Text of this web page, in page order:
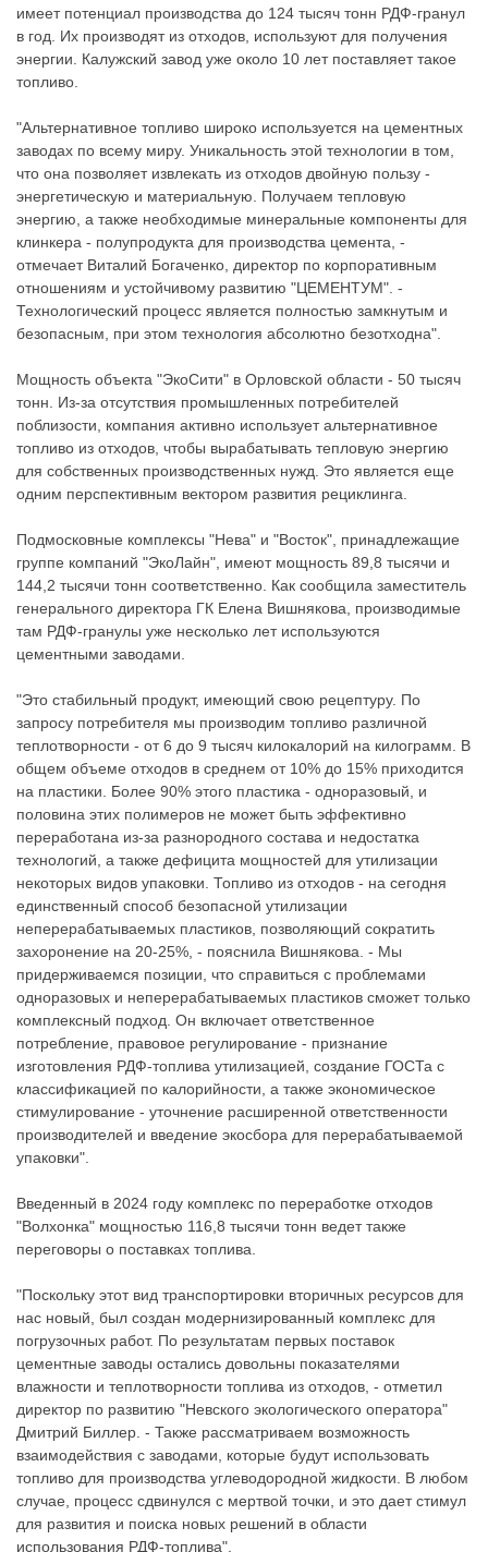
имеет потенциал производства до 124 тысяч тонн РДФ-гранул
в год. Их производят из отходов, используют для получения
энергии. Калужский завод уже около 10 лет поставляет такое
топливо.
"Альтернативное топливо широко используется на цементных
заводах по всему миру. Уникальность этой технологии в том,
что она позволяет извлекать из отходов двойную пользу -
энергетическую и материальную. Получаем тепловую
энергию, а также необходимые минеральные компоненты для
клинкера - полупродукта для производства цемента, -
отмечает Виталий Богаченко, директор по корпоративным
отношениям и устойчивому развитию "ЦЕМЕНТУМ". -
Технологический процесс является полностью замкнутым и
безопасным, при этом технология абсолютно безотходна".
Мощность объекта "ЭкоСити" в Орловской области - 50 тысяч
тонн. Из-за отсутствия промышленных потребителей
поблизости, компания активно использует альтернативное
топливо из отходов, чтобы вырабатывать тепловую энергию
для собственных производственных нужд. Это является еще
одним перспективным вектором развития рециклинга.
Подмосковные комплексы "Нева" и "Восток", принадлежащие
группе компаний "ЭкоЛайн", имеют мощность 89,8 тысячи и
144,2 тысячи тонн соответственно. Как сообщила заместитель
генерального директора ГК Елена Вишнякова, производимые
там РДФ-гранулы уже несколько лет используются
цементными заводами.
"Это стабильный продукт, имеющий свою рецептуру. По
запросу потребителя мы производим топливо различной
теплотворности - от 6 до 9 тысяч килокалорий на килограмм. В
общем объеме отходов в среднем от 10% до 15% приходится
на пластики. Более 90% этого пластика - одноразовый, и
половина этих полимеров не может быть эффективно
переработана из-за разнородного состава и недостатка
технологий, а также дефицита мощностей для утилизации
некоторых видов упаковки. Топливо из отходов - на сегодня
единственный способ безопасной утилизации
неперерабатываемых пластиков, позволяющий сократить
захоронение на 20-25%, - пояснила Вишнякова. - Мы
придерживаемся позиции, что справиться с проблемами
одноразовых и неперерабатываемых пластиков сможет только
комплексный подход. Он включает ответственное
потребление, правовое регулирование - признание
изготовления РДФ-топлива утилизацией, создание ГОСТа с
классификацией по калорийности, а также экономическое
стимулирование - уточнение расширенной ответственности
производителей и введение экосбора для перерабатываемой
упаковки".
Введенный в 2024 году комплекс по переработке отходов
"Волхонка" мощностью 116,8 тысячи тонн ведет также
переговоры о поставках топлива.
"Поскольку этот вид транспортировки вторичных ресурсов для
нас новый, был создан модернизированный комплекс для
погрузочных работ. По результатам первых поставок
цементные заводы остались довольны показателями
влажности и теплотворности топлива из отходов, - отметил
директор по развитию "Невского экологического оператора"
Дмитрий Биллер. - Также рассматриваем возможность
взаимодействия с заводами, которые будут использовать
топливо для производства углеводородной жидкости. В любом
случае, процесс сдвинулся с мертвой точки, и это дает стимул
для развития и поиска новых решений в области
использования РДФ-топлива".